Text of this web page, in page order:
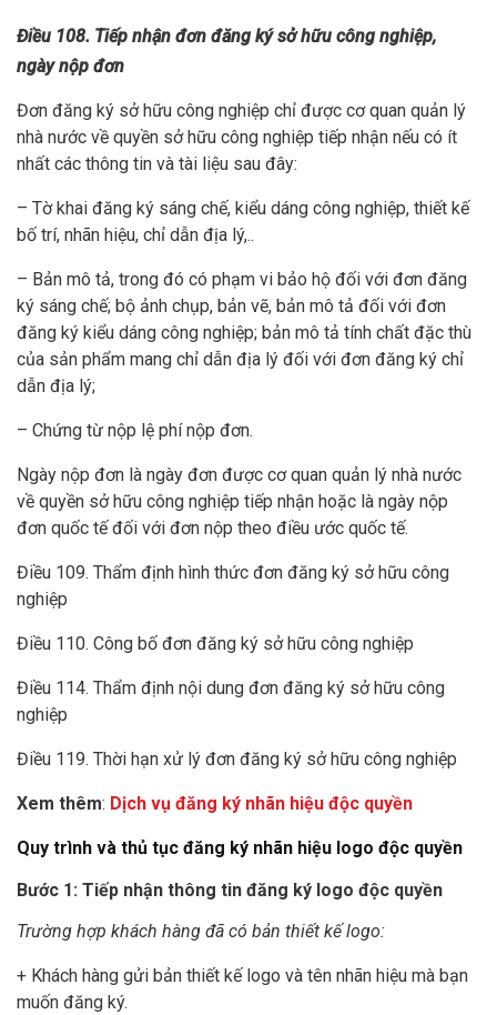
Điều 108. Tiếp nhận đơn đăng ký sở hữu công nghiệp,
ngày nộp đơn
Đơn đăng ký sở hữu công nghiệp chỉ được cơ quan quản lý
nhà nước về quyền sở hữu công nghiệp tiếp nhận nếu có ít
nhất các thông tin và tài liệu sau đây:
– Tờ khai đăng ký sáng chế, kiểu dáng công nghiệp, thiết kế
bố trí, nhãn hiệu, chỉ dẫn địa lý,..
– Bản mô tả, trong đó có phạm vi bảo hộ đối với đơn đăng
ký sáng chế; bộ ảnh chụp, bản vẽ, bản mô tả đối với đơn
đăng ký kiểu dáng công nghiệp; bản mô tả tính chất đặc thù
của sản phẩm mang chỉ dẫn địa lý đối với đơn đăng ký chỉ
dẫn địa lý;
– Chứng từ nộp lệ phí nộp đơn.
Ngày nộp đơn là ngày đơn được cơ quan quản lý nhà nước
về quyền sở hữu công nghiệp tiếp nhận hoặc là ngày nộp
đơn quốc tế đối với đơn nộp theo điều ước quốc tế.
Điều 109. Thẩm định hình thức đơn đăng ký sở hữu công
nghiệp
Điều 110. Công bố đơn đăng ký sở hữu công nghiệp
Điều 114. Thẩm định nội dung đơn đăng ký sở hữu công
nghiệp
Điều 119. Thời hạn xử lý đơn đăng ký sở hữu công nghiệp
Xem thêm: Dịch vụ đăng ký nhãn hiệu độc quyền
Quy trình và thủ tục đăng ký nhãn hiệu logo độc quyền
Bước 1: Tiếp nhận thông tin đăng ký logo độc quyền
Trường hợp khách hàng đã có bản thiết kế logo:
+ Khách hàng gửi bản thiết kế logo và tên nhãn hiệu mà bạn
muốn đăng ký.